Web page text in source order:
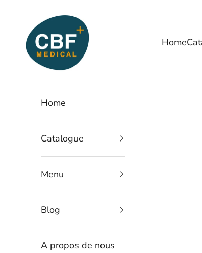
CBF Medical
Home
Home
Catalogue
Menu
Blog
A propos de nous